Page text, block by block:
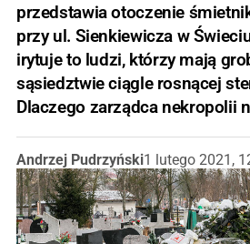
przedstawia otoczenie
przy ul. Sienkiewicza w
irytuje to ludzi, którzy mają
sąsiedztwie ciągle rosnącej
Dlaczego zarządca nekropolii
Andrzej Pudrzyński1 lutego 2021,